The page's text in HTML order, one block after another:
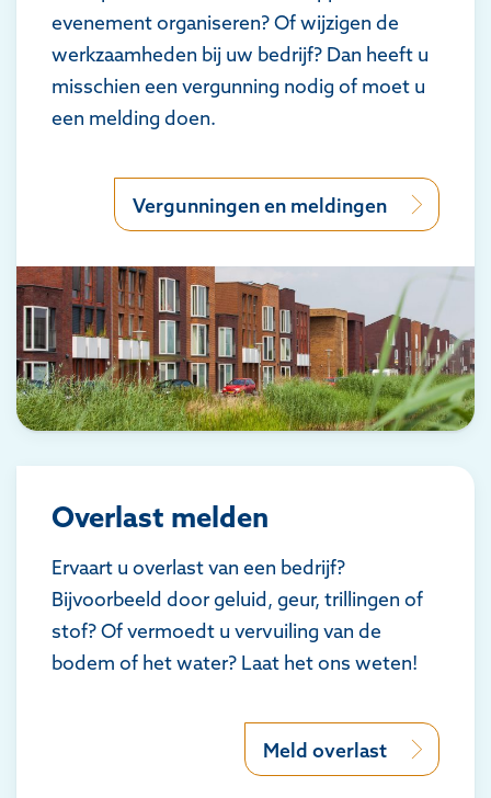
evenement organiseren? Of wijzigen de
werkzaamheden bij uw bedrijf? Dan heeft u
misschien een vergunning nodig of moet u
een melding doen.
Vergunningen en meldingen
Overlast melden
Ervaart u overlast van een bedrijf?
Bijvoorbeeld door geluid, geur, trillingen of
stof? Of vermoedt u vervuiling van de
bodem of het water? Laat het ons weten!
Meld overlast